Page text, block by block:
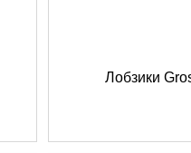
Лобзики